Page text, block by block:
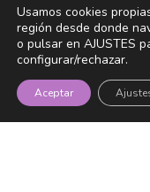
Usamos cookies
región desde donde
o pulsar en AJUSTES
configurar/rechazar.
Aceptar